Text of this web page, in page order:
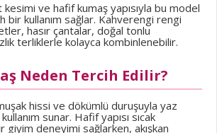
ve hafif kumaş yapısıyla bu model
bir kullanım sağlar. Kahverengi rengi
hasır çantalar, doğal tonlu
terliklerle kolayca kombinlenebilir.
Neden Tercih Edilir?
hissi ve dökümlü duruşuyla yaz
sunar. Hafif yapısı sıcak
giyim deneyimi sağlarken, akışkan